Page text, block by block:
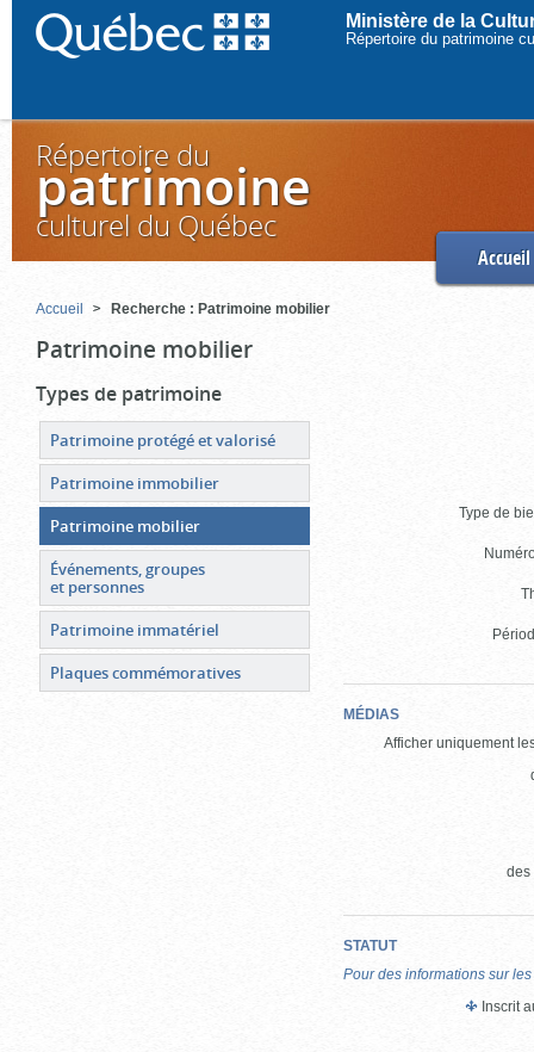
Ministère de la
Répertoire du patrimoine
Répertoire du
patrimoine
culturel du Québec
Accueil
Accueil Recherche : Patrimoine mobilier
Patrimoine mobilier
Type de
MÉDIAS
Afficher uniquement
des
STATUT
Pour des informations sur
Inscrit
Types de patrimoine
Patrimoine protégé et valorisé
Patrimoine immobilier
Patrimoine mobilier
Événements, groupes
et personnes
Patrimoine immatériel
Plaques commémoratives